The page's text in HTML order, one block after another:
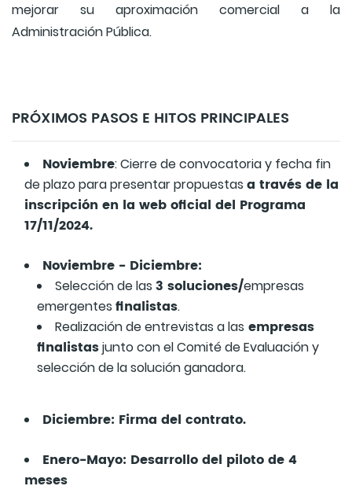
mejorar su aproximación comercial a la
Administración Pública.
PRÓXIMOS PASOS E HITOS PRINCIPALES
Noviembre: Cierre de convocatoria y fecha fin
de plazo para presentar propuestas a través de la
inscripción en la web oficial del Programa
17/11/2024.
Noviembre - Diciembre:
Selección de las 3 soluciones/empresas
emergentes finalistas.
Realización de entrevistas a las empresas
finalistasjunto con el Comité de Evaluación y
selección de la solución ganadora.
Diciembre: Firma del contrato.
Enero-Mayo: Desarrollo del piloto de 4
meses